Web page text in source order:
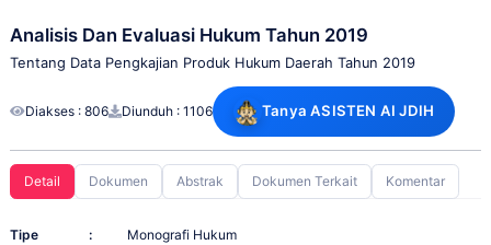
Analisis Dan Evaluasi Hukum Tahun 2019
Tentang Data Pengkajian Produk Hukum Daerah Tahun 2019
Diakses : 806 Diunduh : 1106 Tanya ASISTEN AI JDIH
Detail Dokumen Abstrak Dokumen Terkait Komentar
Tipe
: Monografi Hukum